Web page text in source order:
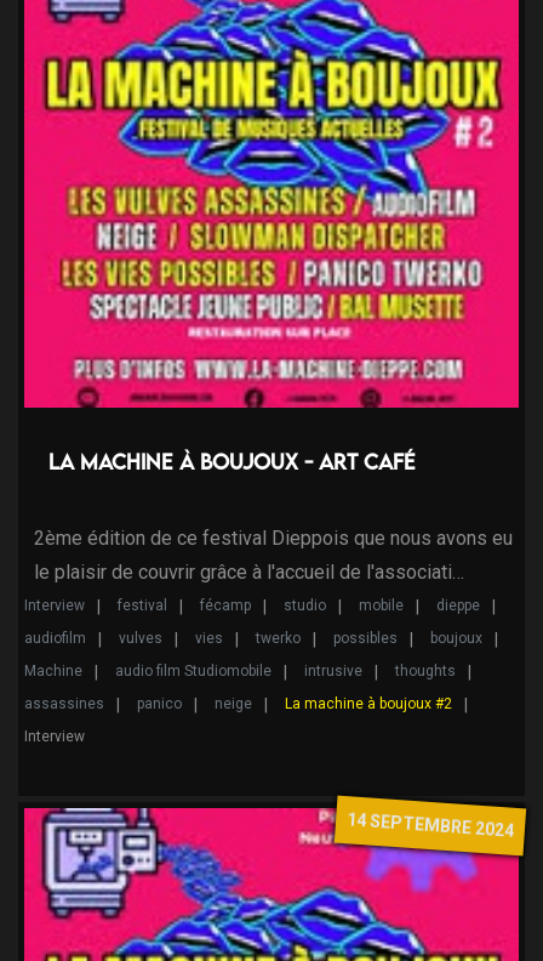
La machine à Boujoux - Art Café
2ème édition de ce festival Dieppois que nous avons eu
le plaisir de couvrir grâce à l'accueil de l'associati…
Interview festival fécamp studio mobile
dieppe
audiofilm
vulves vies twerko possibles
boujoux
Machine
audio film Studiomobile intrusive
thoughts
assassines
panico neige
La machine à boujoux #2
Interview
14 SEPTEMBRE 2024